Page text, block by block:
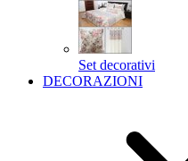
Set decorativi
DECORAZIONI